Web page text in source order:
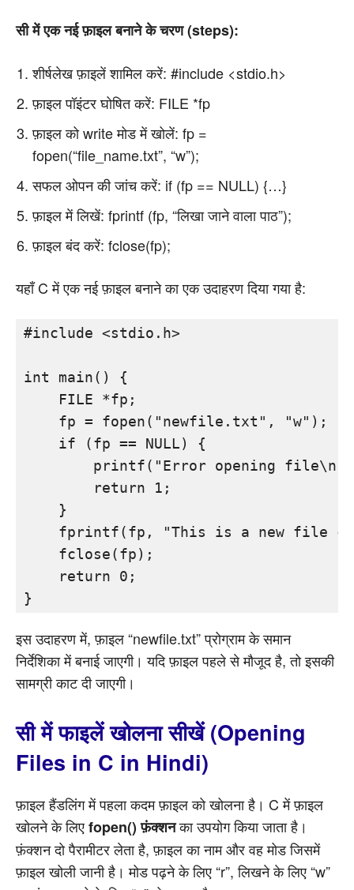
सी में एक नई फ़ाइल बनाने के चरण (steps):
शीर्षलेख फ़ाइलें शामिल करें: #include <stdio.h>
फ़ाइल पॉइंटर घोषित करें: FILE *fp
फ़ाइल को write मोड में खोलें: fp =
fopen(“file_name.txt”, “w”);
सफल ओपन की जांच करें: if (fp == NULL) {…}
फ़ाइल में लिखें: fprintf (fp, “लिखा जाने वाला पाठ”);
फ़ाइल बंद करें: fclose(fp);
यहाँ C में एक नई फ़ाइल बनाने का एक उदाहरण दिया गया है:
#include <stdio.h>
int main() {
    FILE *fp;
    fp = fopen("newfile.txt", "w");
    if (fp == NULL) {
printf("Error opening
        return 1;
    }
fprintf(fp, "This is a new file
    fclose(fp);
    return 0;
इस उदाहरण में, फ़ाइल “newfile.txt” प्रोग्राम के समान
निर्देशिका में बनाई जाएगी। यदि फ़ाइल पहले से मौजूद है, तो इसकी
सामग्री काट दी जाएगी।
सी में फाइलें खोलना सीखें (Opening
Files in C in Hindi)
फ़ाइल हैंडलिंग में पहला कदम फ़ाइल को खोलना है। C में फ़ाइल
खोलने के लिएfopen() फ़ंक्शनका उपयोग किया जाता है।
फ़ंक्शन दो पैरामीटर लेता है, फ़ाइल का नाम और वह मोड जिसमें
फ़ाइल खोली जानी है। मोड पढ़ने के लिए “r”, लिखने के लिए “w”